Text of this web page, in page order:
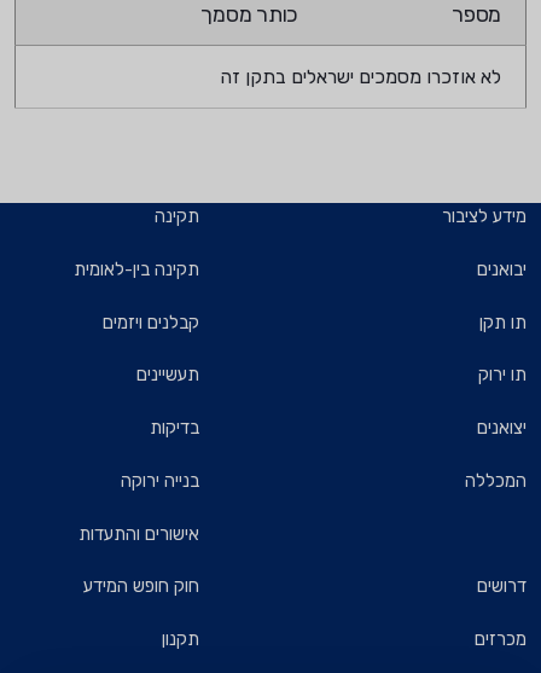
מספר כותר מסמך
לא אוזכרו מסמכים ישראלים בתקן זה
מידע לציבור
יבואנים
תו תקן
תו ירוק
יצואנים
המכללה
תקינה
תקינה בין-לאומית
קבלנים ויזמים
תעשיינים
בדיקות
בנייה ירוקה
אישורים והתעדות
דרושים
מכרזים
חוק חופש המידע
תקנון